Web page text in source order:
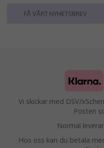
FÅ VÅRT NYHETSBREV
Vi skickar med DSV/
Posten
Normal
Hos oss kan du betala